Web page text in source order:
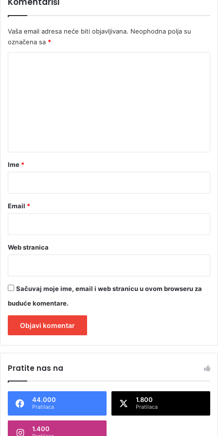
đ
e
n
Vaša email adresa neće biti objavljivana. Neophodna polja su
označena sa *
rIme *
Email *
Web stranica
Sačuvaj moje ime, email i web stranicu u ovom browseru za
buduće komentare.
t
n
Pratite nas na
44.000
Pratilaca
1.800
Pratilaca
1.400